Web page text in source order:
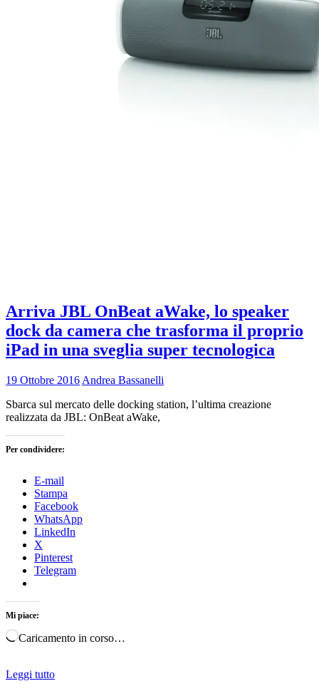
Arriva JBL OnBeat aWake, lo speaker
dock da camera che trasforma il proprio
iPad in una sveglia super tecnologica
19 Ottobre 2016 Andrea Bassanelli
Sbarca sul mercato delle docking station, l’ultima creazione
realizzata da JBL: OnBeat aWake,
Per condividere:
E-mail
Stampa
Facebook
WhatsApp
LinkedIn
X
Pinterest
Telegram
Mi piace:
Caricamento in corso…
Leggi tutto